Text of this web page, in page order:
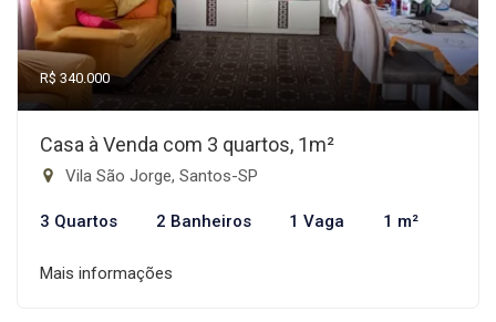
R$ 340.000
Casa à Venda com 3 quartos, 1m²
Vila São Jorge, Santos-SP
3 Quartos 2 Banheiros 1 Vaga 1 m²
Mais informações